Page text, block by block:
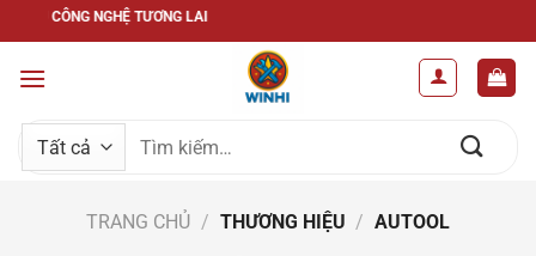
qua
nội
CÔNG NGHỆ TƯƠNG LAI
Tìm
kiếm:
TRANG CHỦ / THƯƠNG HIỆU / AUTOOL